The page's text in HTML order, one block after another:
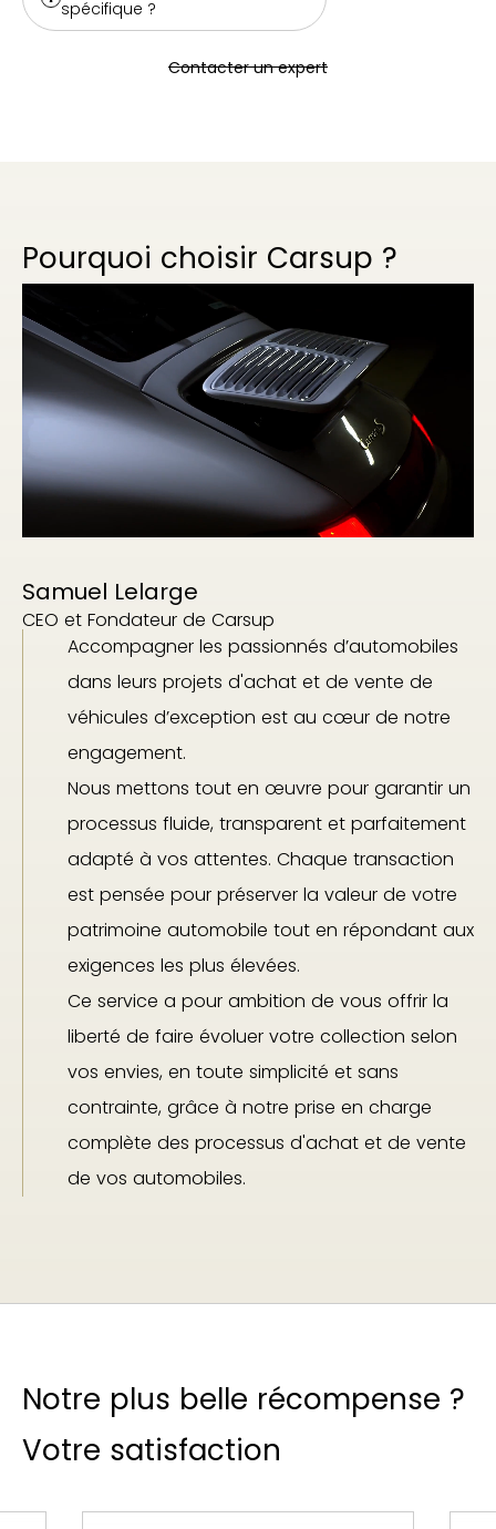
spécifique ?
Contacter un expert
Pourquoi choisir Carsup ?
Samuel Lelarge
CEO et Fondateur de Carsup
Accompagner les passionnés d’automobiles
dans leurs projets d'achat et de vente de
véhicules d’exception est au cœur de notre
engagement.
Nous mettons tout en œuvre pour garantir un
processus fluide, transparent et parfaitement
adapté à vos attentes. Chaque transaction
est pensée pour préserver la valeur de votre
patrimoine automobile tout en répondant aux
exigences les plus élevées.
Ce service a pour ambition de vous offrir la
liberté de faire évoluer votre collection selon
vos envies, en toute simplicité et sans
contrainte, grâce à notre prise en charge
complète des processus d'achat et de vente
de vos automobiles.
Notre plus belle récompense ?
Votre satisfaction